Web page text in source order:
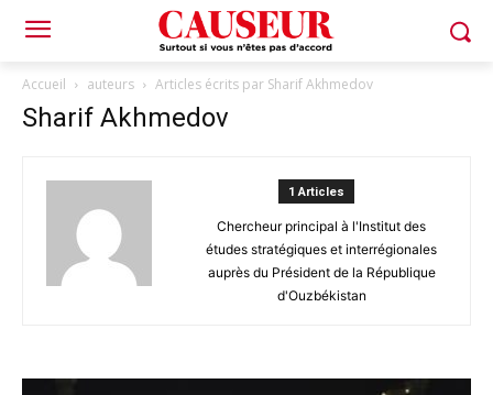
Accueil auteurs Articles écrits par Sharif Akhmedov
Sharif Akhmedov
1 Articles
Chercheur principal à l'Institut des
études stratégiques et interrégionales
auprès du Président de la République
d'Ouzbékistan